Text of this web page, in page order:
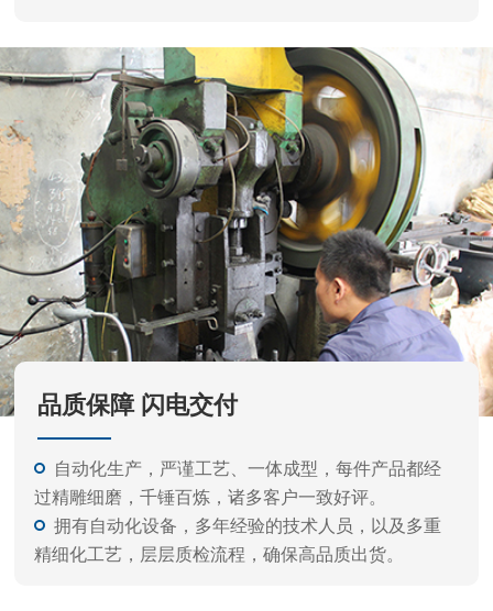
东莞市龙益辉五金工具有限公司是专业的生产内六
角扳手、电动批头系列、测电笔系列、螺丝刀系列、五
金工具等的公司。
产品外观精美、质量标准、价格实惠，专业的生产
和开发经验，力求满足不同客户需要，凭借不断产品开
发更新快。